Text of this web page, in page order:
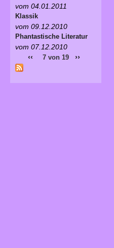
vom 04.01.2011
Klassik
vom 09.12.2010
Phantastische Literatur
vom 07.12.2010
‹‹ 7 von 19 ››